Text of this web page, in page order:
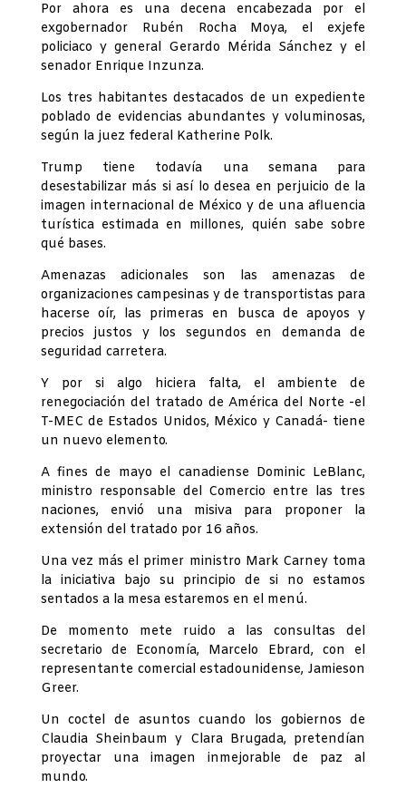
Por ahora es una decena encabezada por el
exgobernador Rubén Rocha Moya, el exjefe
policiaco y general Gerardo Mérida Sánchez y el
senador Enrique Inzunza.
Los tres habitantes destacados de un expediente
poblado de evidencias abundantes y voluminosas,
según la juez federal Katherine Polk.
Trump tiene todavía una semana para
desestabilizar más si así lo desea en perjuicio de la
imagen internacional de México y de una afluencia
turística estimada en millones, quién sabe sobre
qué bases.
Amenazas adicionales son las amenazas de
organizaciones campesinas y de transportistas para
hacerse oír, las primeras en busca de apoyos y
precios justos y los segundos en demanda de
seguridad carretera.
Y por si algo hiciera falta, el ambiente de
renegociación del tratado de América del Norte -el
T-MEC de Estados Unidos, México y Canadá- tiene
un nuevo elemento.
A fines de mayo el canadiense Dominic LeBlanc,
ministro responsable del Comercio entre las tres
naciones, envió una misiva para proponer la
extensión del tratado por 16 años.
Una vez más el primer ministro Mark Carney toma
la iniciativa bajo su principio de si no estamos
sentados a la mesa estaremos en el menú.
De momento mete ruido a las consultas del
secretario de Economía, Marcelo Ebrard, con el
representante comercial estadounidense, Jamieson
Greer.
Un coctel de asuntos cuando los gobiernos de
Claudia Sheinbaum y Clara Brugada, pretendían
proyectar una imagen inmejorable de paz al
mundo.